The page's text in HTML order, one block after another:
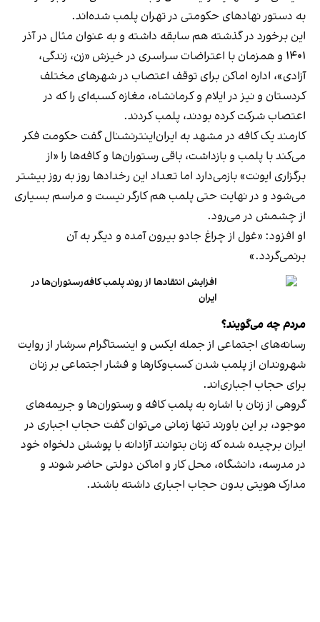
به دستور نهادهای حکومتی در تهران پلمب شده‌اند.
این برخورد در گذشته هم سابقه داشته و به عنوان مثال در آذر
۱۴۰۱ و همزمان با اعتراضات سراسری در خیزش «زن، زندگی،
آزادی»، اداره اماکن برای توقف اعتصاب در شهرهای مختلف
کردستان و نیز در ایلام و کرمانشاه، مغازه کسبه‌ای را که در
اعتصاب شرکت کرده بودند، پلمب کردند.
کارمند یک کافه در مشهد به ایران‌اینترنشنال گفت حکومت فکر
می‌کند با پلمب و بازداشت، باقی رستوران‌ها و کافه‌ها را «از
برگزاری ایونت» بازمی‌دارد اما تعداد این رخدادها روز به روز بیشتر
می‌شود و در نهایت حتی پلمب هم کارگر نیست و مراسم بسیاری
از چشمش در می‌رود.
او افزود: «غول از چراغ جادو بیرون آمده و دیگر به آن
برنمی‎‌گردد.»
افزایش انتقادها از روند پلمب کافه‌رستوران‌ها در
ایران
مردم چه می‌گویند؟
رسانه‎‌های اجتماعی از جمله ایکس و اینستاگرام سرشار از روایت
شهروندان از پلمب شدن کسب‌وکارها و فشار اجتماعی بر زنان
برای حجاب اجباری‌اند.
گروهی از زنان با اشاره به پلمب کافه و رستوران‌ها و جریمه‌های
موجود، بر این باورند تنها زمانی می‌توان گفت حجاب اجباری در
ایران برچیده شده که زنان بتوانند آزادانه با پوشش دلخواه خود
در مدرسه، دانشگاه، محل کار و اماکن دولتی حاضر شوند و
مدارک هویتی بدون حجاب اجباری داشته باشند.